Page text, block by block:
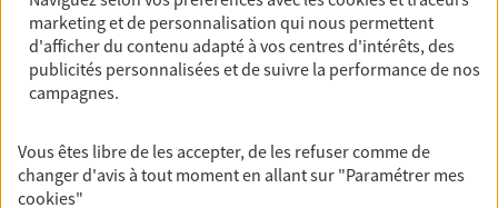
votre vie avec les conseils d'un expert. Découvrez
notre solution PER (Plan Epargne Retraite)
spécialement conçue pour la retraite.
Découvrir l'offre Retraite
Prévoyance
marketing et de personnalisation qui nous permettent
d'afficher du contenu adapté à vos centres d'intérêts, des
publicités personnalisées et de suivre la performance de nos
campagnes.
Vous êtes libre de les accepter, de les refuser comme de
changer d'avis à tout moment en allant sur "Paramétrer mes
cookies"